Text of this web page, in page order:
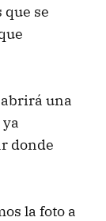
se
una
ya
donde
la foto a